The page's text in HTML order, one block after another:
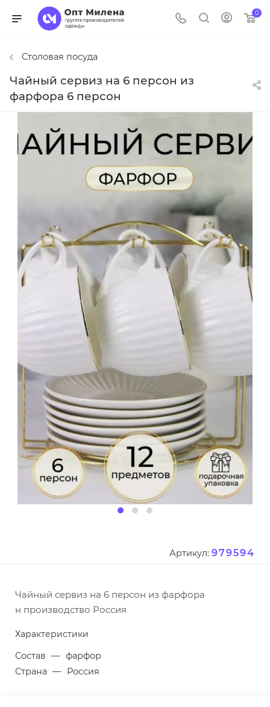
0
Столовая посуда
Чайный сервиз на 6 персон из
фарфора 6 персон
Артикул: 979594
Чайный сервиз на 6 персон из фарфора
н производство Россия
Характеристики
Состав — фарфор
Страна — Россия